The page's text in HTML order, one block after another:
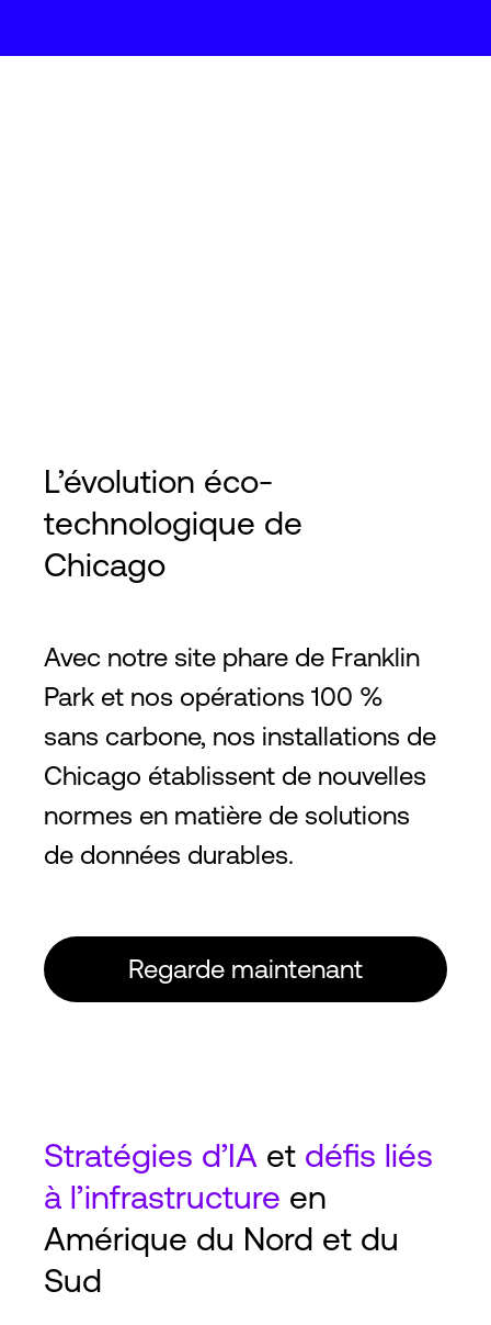
L’évolution éco-
technologique de
Chicago
Avec notre site phare de Franklin
Park et nos opérations 100 %
sans carbone, nos installations de
Chicago établissent de nouvelles
normes en matière de solutions
de données durables.
Regarde maintenant
Stratégies d’IA et défis liés
à l’infrastructure en
Amérique du Nord et du
Sud